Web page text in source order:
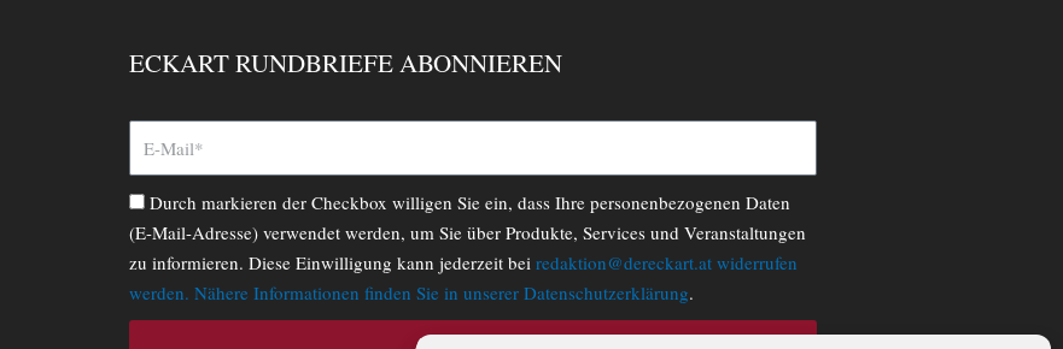
ECKART RUNDBRIEFE ABONNIEREN
Durch markieren der Checkbox willigen Sie ein, dass Ihre personenbezogenen Daten
(E-Mail-Adresse) verwendet werden, um Sie über Produkte, Services und Veranstaltungen
zu informieren. Diese Einwilligung kann jederzeit bei redaktion@dereckart.at widerrufen
werden. Nähere Informationen finden Sie in unserer Datenschutzerklärung.
ABONNIEREN